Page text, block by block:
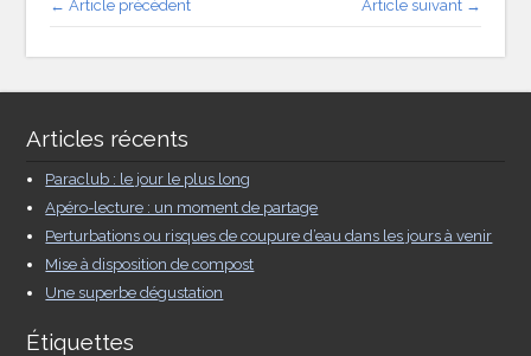
← Article précédent Article suivant →
Articles récents
Paraclub : le jour le plus long
Apéro-lecture : un moment de partage
Perturbations ou risques de coupure d’eau dans les jours à venir
Mise à disposition de compost
Une superbe dégustation
Étiquettes